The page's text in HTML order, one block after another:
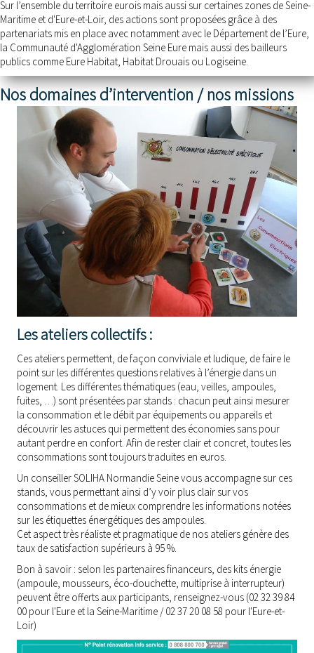
Sur l’ensemble du territoire eurois mais aussi sur certaines zones de Seine-
Maritime et d'Eure-et-Loir, des actions sont proposées grâce à des
partenariats mis en place avec notamment avec le Département de l’Eure,
la Communauté d'Agglomération Seine Eure mais aussi des bailleurs
publics comme Eure Habitat, Habitat Drouais ou Logiseine.
Nos domaines d’intervention / nos missions
Les ateliers collectifs :
Ces ateliers permettent, de façon conviviale et ludique, de faire le
point sur les différentes questions relatives à l’énergie dans un
logement. Les différentes thématiques (eau, veilles, ampoules,
fuites, …) sont présentées par stands : chacun peut ainsi mesurer
la consommation et le débit par équipements ou appareils et
découvrir les astuces qui permettent des économies sans pour
autant perdre en confort. Afin de rester clair et concret, toutes les
consommations sont toujours traduites en euros.
Un conseiller SOLIHA Normandie Seine vous accompagne sur ces
stands, vous permettant ainsi d’y voir plus clair sur vos
consommations et de mieux comprendre les informations notées
sur les étiquettes énergétiques des ampoules.
Cet aspect très réaliste et pragmatique de nos ateliers génère des
taux de satisfaction supérieurs à 95 %.
Bon à savoir : selon les partenaires financeurs, des kits énergie
(ampoule, mousseurs, éco-douchette, multiprise à interrupteur)
peuvent être offerts aux participants, renseignez-vous (02 32 39 84
00 pour l'Eure et la Seine-Maritime / 02 37 20 08 58 pour l'Eure-et-
Loir)